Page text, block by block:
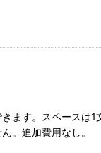
ます。スペースは
。追加費用なし。